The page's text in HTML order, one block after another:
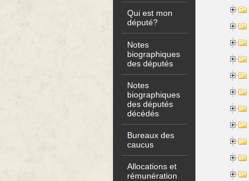
Qui est mon
député?
Notes
biographiques
des députés
Notes
biographiques
des députés
décédés
Bureaux des
caucus
Allocations et
rémunération